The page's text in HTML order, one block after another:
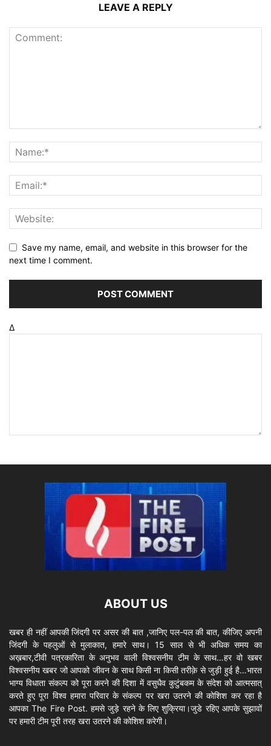
LEAVE A REPLY
Save my name, email, and website in this browser for the
next time I comment.
Δ
ABOUT US
खबर ही नहीं आपकी जिंदगी पर असर की बात ,जानिए पल-पल की बात, कीजिए अपनी
जिंदगी के पहलुओं से मुलाकात, हमारे साथ। 15 साल से भी अधिक समय का
अख़बार,टीवी पत्रकारिता के अनुभव वाली विश्वसनीय टीम के साथ…हर वो खबर
विश्वसनीय खबर जो आपको जीवन के साथ किसी ना किसी तरीक़े से जुड़ी हुई है…भारत
भाग्य विधाता संकल्प को पूरा करने की दिशा में वसुधैव कुटुंबकम के संदेश को आत्मसात्
करते हुए पूरा विश्व हमारा परिवार के संकल्प पर खरा उतरने की कोशिश कर रहा है
आपका The Fire Post. हमसे जुड़े रहने के लिए शुक्रिया।जुडे रहिए आपके सुझावों
पर हमारी टीम पूरी तरह खरा उतरने की कोशिश करेगी।